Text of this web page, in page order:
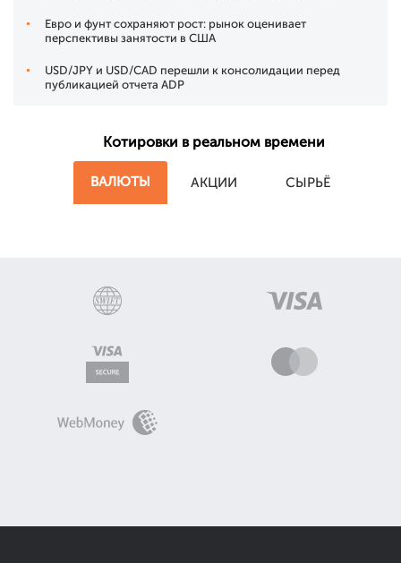
Евро и фунт сохраняют рост: рынок оценивает
перспективы занятости в США
USD/JPY и USD/CAD перешли к консолидации перед
публикацией отчета ADP
Котировки в реальном времени
ВАЛЮТЫ АКЦИИ СЫРЬЁ